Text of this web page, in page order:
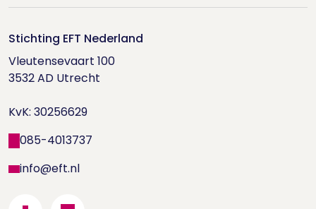
Videoportal
Doe de relatietest
Houd me Vast-bijeenkomsten
Trainingen
Supervisorenlijst
Nieuwsbrief ontvangen?
Wetenschappelijk onderzoek
Stichting EFT Nederland
Vleutensevaart 100
3532 AD Utrecht
KvK: 30256629
085-4013737
info@eft.nl